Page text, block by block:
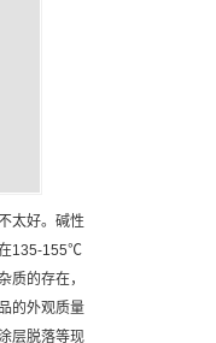
太好。碱性
在135-155℃
的存在，
的外观质量
层脱落等现